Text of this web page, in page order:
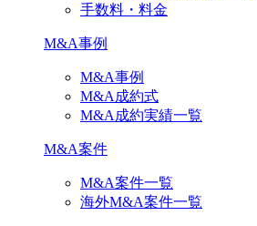
手数料・料金
M&A事例
M&A事例
M&A成約式
M&A成約実績一覧
M&A案件
M&A案件一覧
海外M&A案件一覧